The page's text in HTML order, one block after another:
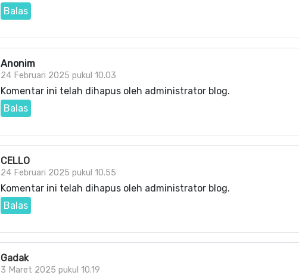
Balas
Anonim
24 Februari 2025 pukul 10.03
Komentar ini telah dihapus oleh administrator blog.
Balas
CELLO
24 Februari 2025 pukul 10.55
Komentar ini telah dihapus oleh administrator blog.
Balas
Gadak
3 Maret 2025 pukul 10.19